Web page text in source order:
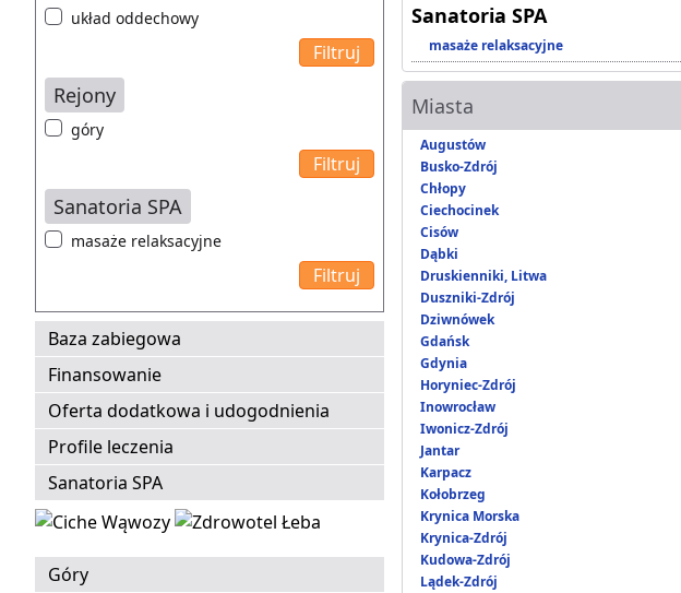
układ oddechowy
Rejony
góry
Sanatoria SPA
masaże relaksacyjne
Baza zabiegowa
Finansowanie
Oferta dodatkowa i udogodnienia
Profile leczenia
Sanatoria SPA
Góry
Sanatoria SPA
masaże relaksacyjne
Miasta
Augustów
Busko-Zdrój
Chłopy
Ciechocinek
Cisów
Dąbki
Druskienniki, Litwa
Duszniki-Zdrój
Dziwnówek
Gdańsk
Gdynia
Horyniec-Zdrój
Inowrocław
Iwonicz-Zdrój
Jantar
Karpacz
Kołobrzeg
Krynica Morska
Krynica-Zdrój
Kudowa-Zdrój
Lądek-Zdrój